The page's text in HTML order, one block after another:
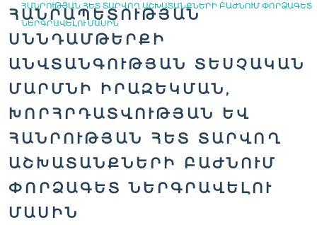
ՀԱՆՐՈՒԹՅԱՆ ՀԵՏ ՏԱՐՎՈՂ ԱՇԽԱՏԱՆՔՆԵՐԻ ԲԱԺՆՈՒՄ ՓՈՐՁԱԳԵՏ
ՆԵՐԳՐԱՎԵԼՈՒ ՄԱՍԻՆ
ՀԱՆՐԱՊԵՏՈՒԹՅԱՆ
ՍՆՆԴԱՄԹԵՐՔԻ
ԱՆՎՏԱՆԳՈՒԹՅԱՆ ՏԵՍՉԱԿԱՆ
ՄԱՐՄՆԻ ԻՐԱԶԵԿՄԱՆ,
ԽՈՐՀՐԴԱՏՎՈՒԹՅԱՆ ԵՎ
ՀԱՆՐՈՒԹՅԱՆ ՀԵՏ ՏԱՐՎՈՂ
ԱՇԽԱՏԱՆՔՆԵՐԻ ԲԱԺՆՈՒՄ
ՓՈՐՁԱԳԵՏ ՆԵՐԳՐԱՎԵԼՈՒ
ՄԱՍԻՆ